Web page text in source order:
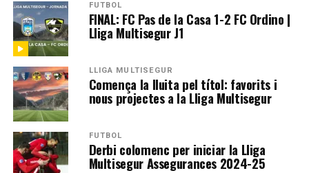
FUTBOL
FINAL: FC Pas de la Casa 1-2 FC Ordino |
Lliga Multisegur J1
LLIGA MULTISEGUR
Comença la lluita pel títol: favorits i
nous projectes a la Lliga Multisegur
FUTBOL
Derbi colomenc per iniciar la Lliga
Multisegur Assegurances 2024-25